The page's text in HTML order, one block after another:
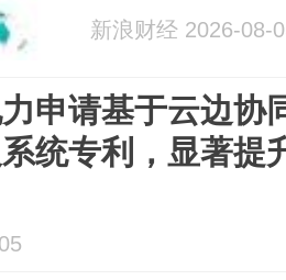
新浪财经 2026-08-
申请基于云边协
统专利，显著提